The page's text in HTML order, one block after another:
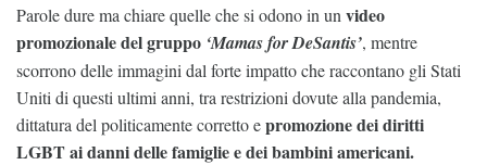
Parole dure ma chiare quelle che si odono in un video
promozionale del gruppo ‘Mamas for DeSantis’, mentre
scorrono delle immagini dal forte impatto che raccontano gli Stati
Uniti di questi ultimi anni, tra restrizioni dovute alla pandemia,
dittatura del politicamente corretto epromozione dei diritti
LGBT ai danni delle famiglie e dei bambini americani.